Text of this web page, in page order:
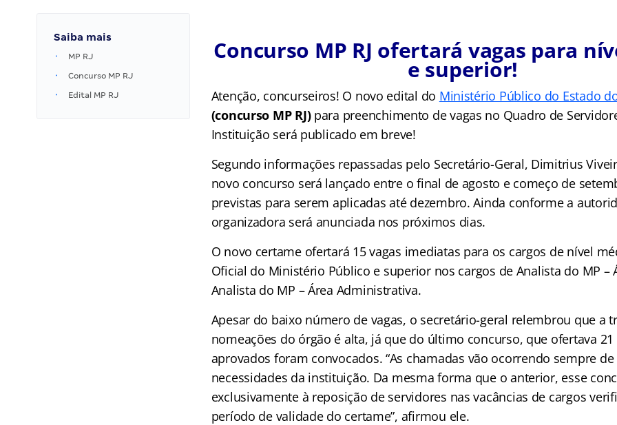
Saiba mais
MP RJ
Concurso MP RJ
Edital MP RJ
Concurso MP RJ ofertará vagas para
e superior!
Atenção, concurseiros! O novo edital do Ministério Público do Estado
(concurso MP RJ)para preenchimento de vagas no Quadro de
Instituição será publicado em breve!
Segundo informações repassadas pelo Secretário-Geral, Dimitrius
novo concurso será lançado entre o final de agosto e começo de
previstas para serem aplicadas até dezembro. Ainda conforme a
organizadora será anunciada nos próximos dias.
O novo certame ofertará 15 vagas imediatas para os cargos de nível
Oficial do Ministério Público e superior nos cargos de Analista do MP –
Analista do MP – Área Administrativa.
Apesar do baixo número de vagas, o secretário-geral relembrou que a
nomeações do órgão é alta, já que do último concurso, que ofertava 21
aprovados foram convocados. “As chamadas vão ocorrendo sempre
necessidades da instituição. Da mesma forma que o anterior, esse
exclusivamente à reposição de servidores nas vacâncias de cargos
período de validade do certame”, afirmou ele.